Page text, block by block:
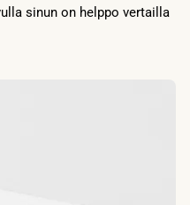
sinun on helppo vertailla